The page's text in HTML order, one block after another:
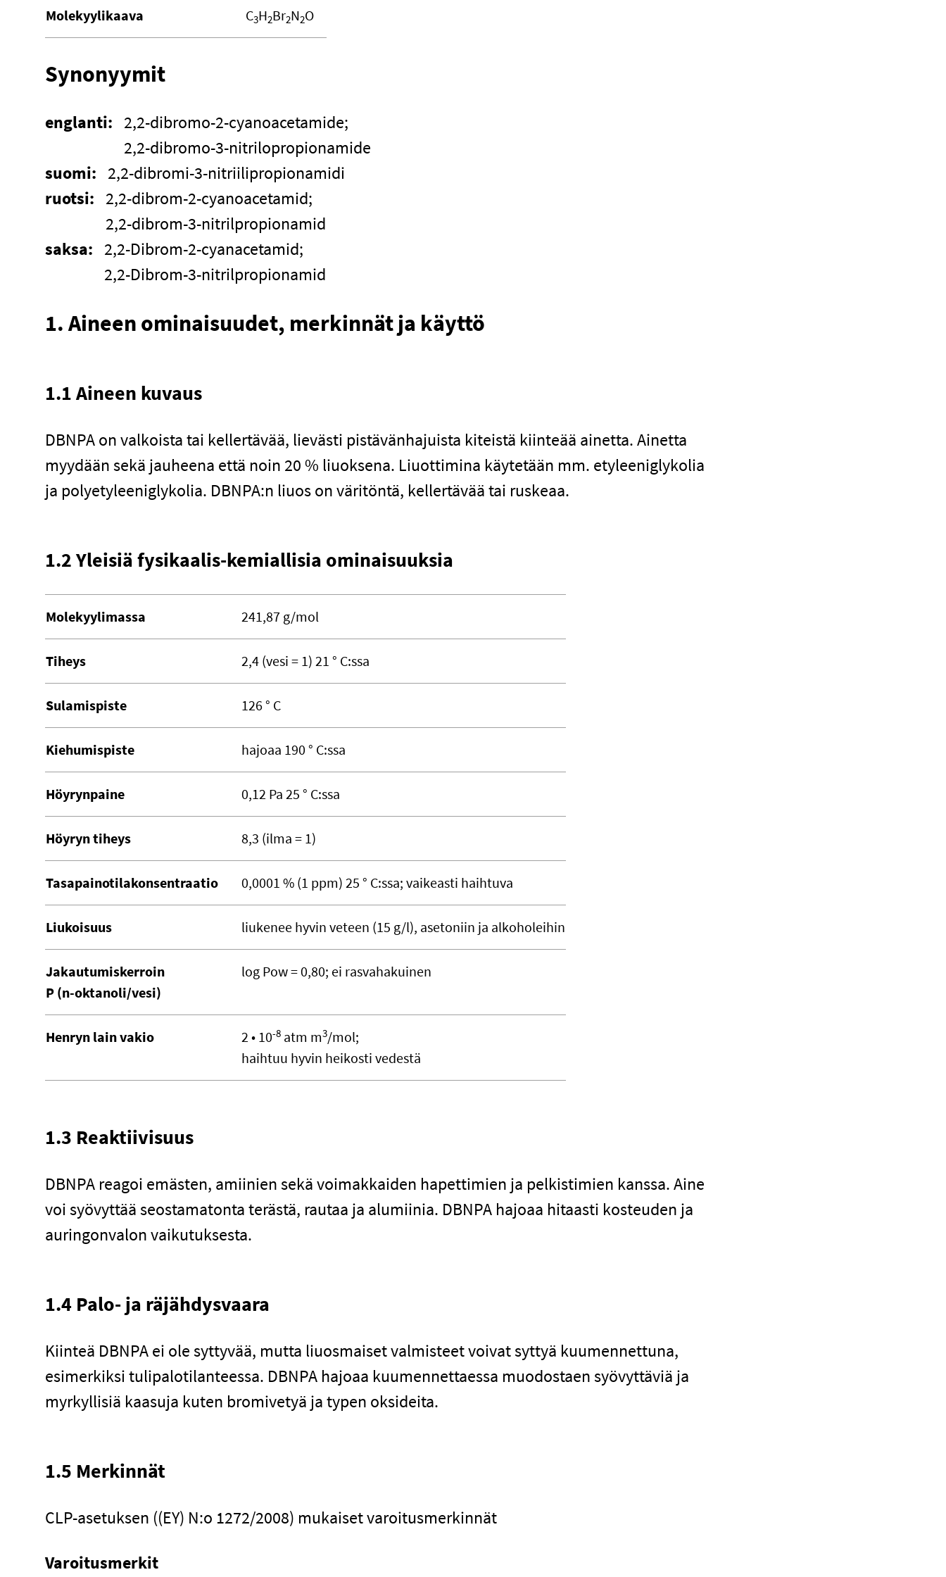
Molekyylikaava C3H2Br2N2O
Synonyymit
englanti: 2,2-dibromo-2-cyanoacetamide;
2,2-dibromo-3-nitrilopropionamide
suomi: 2,2-dibromi-3-nitriilipropionamidi
ruotsi: 2,2-dibrom-2-cyanoacetamid;
2,2-dibrom-3-nitrilpropionamid
saksa: 2,2-Dibrom-2-cyanacetamid;
2,2-Dibrom-3-nitrilpropionamid
1. Aineen ominaisuudet, merkinnät ja käyttö
1.1 Aineen kuvaus
DBNPA on valkoista tai kellertävää, lievästi pistävänhajuista kiteistä kiinteää ainetta. Ainetta
myydään sekä jauheena että noin 20 % liuoksena. Liuottimina käytetään mm. etyleeniglykolia
ja polyetyleeniglykolia. DBNPA:n liuos on väritöntä, kellertävää tai ruskeaa.
1.2 Yleisiä fysikaalis-kemiallisia ominaisuuksia
Molekyylimassa 241,87 g/mol
Tiheys 2,4 (vesi = 1) 21 ° C:ssa
Sulamispiste 126 ° C
Kiehumispiste hajoaa 190 ° C:ssa
Höyrynpaine 0,12 Pa 25 ° C:ssa
Höyryn tiheys 8,3 (ilma = 1)
Tasapainotilakonsentraatio 0,0001 % (1 ppm) 25 ° C:ssa; vaikeasti haihtuva
Liukoisuus liukenee hyvin veteen (15 g/l), asetoniin ja alkoholeihin
Jakautumiskerroin
P (n-oktanoli/vesi)
log Pow = 0,80; ei rasvahakuinen
Henryn lain vakio 2 • 10-8 atm m3/mol;
haihtuu hyvin heikosti vedestä
1.3 Reaktiivisuus
DBNPA reagoi emästen, amiinien sekä voimakkaiden hapettimien ja pelkistimien kanssa. Aine
voi syövyttää seostamatonta terästä, rautaa ja alumiinia. DBNPA hajoaa hitaasti kosteuden ja
auringonvalon vaikutuksesta.
1.4 Palo- ja räjähdysvaara
Kiinteä DBNPA ei ole syttyvää, mutta liuosmaiset valmisteet voivat syttyä kuumennettuna,
esimerkiksi tulipalotilanteessa. DBNPA hajoaa kuumennettaessa muodostaen syövyttäviä ja
myrkyllisiä kaasuja kuten bromivetyä ja typen oksideita.
1.5 Merkinnät
CLP-asetuksen ((EY) N:o 1272/2008) mukaiset varoitusmerkinnät
Varoitusmerkit